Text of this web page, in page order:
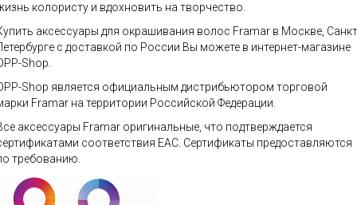
колористу и вдохновить на творчество.
аксессуары для окрашивания волос Framar в Москве,
с доставкой по России Вы можете в интернет-магазине
Shop.
Shop является официальным дистрибьютором торговой
Framar на территории Российской Федерации.
аксессуары Framar оригинальные, что подтверждается
соответствия ЕАС. Сертификаты предоставляются
требованию.